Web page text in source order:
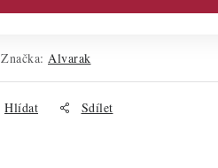
Značka: Alvarak
Hlídat Sdílet